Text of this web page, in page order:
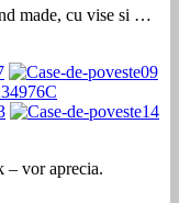
made, cu vise si …
– vor aprecia.